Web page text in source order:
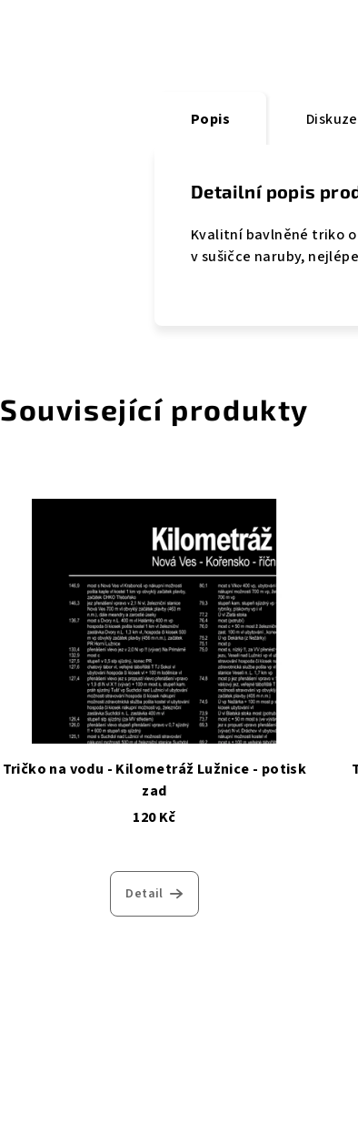
Popis Diskuze
Detailní popis
Kvalitní bavlněné triko
v sušičce naruby,
Související produkty
Tričko na vodu - Kilometráž Lužnice - potisk
zad
120 Kč
Detail